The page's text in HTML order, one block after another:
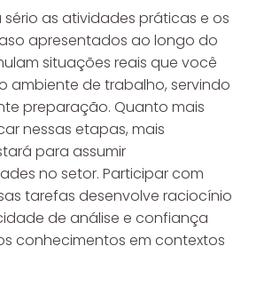
sério as atividades práticas e os
apresentados ao longo do
situações reais que você
ambiente de trabalho, servindo
preparação. Quanto mais
nessas etapas, mais
para assumir
no setor. Participar com
tarefas desenvolve raciocínio
de análise e confiança
conhecimentos em contextos